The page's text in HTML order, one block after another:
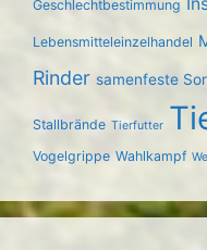
Geschlechtbestimmung
Lebensmitteleinzelhandel
Rinder samenfeste
Stallbrände Tierfutter
Vogelgrippe Wahlkampf